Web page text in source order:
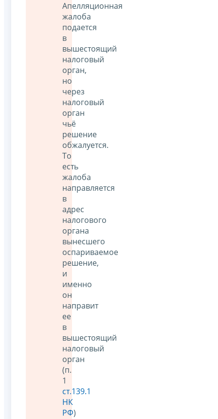
Апелляционная
жалоба
подается
в
вышестоящий
налоговый
орган,
но
через
налоговый
орган
чьё
решение
обжалуется.
То
есть
жалоба
направляется
в
адрес
налогового
органа
вынесшего
оспариваемое
решение,
и
именно
он
направит
ее
в
вышестоящий
налоговый
орган
(п.
1
ст.139.1
НК
РФ)